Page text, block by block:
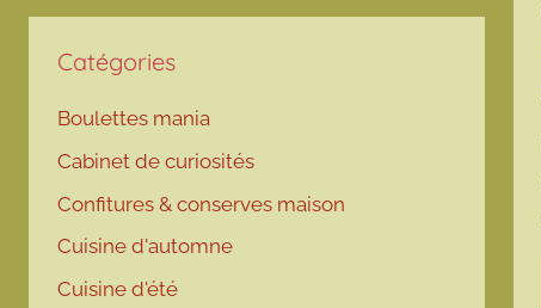
Catégories
Boulettes mania
Cabinet de curiosités
Confitures & conserves maison
Cuisine d'automne
Cuisine d'été